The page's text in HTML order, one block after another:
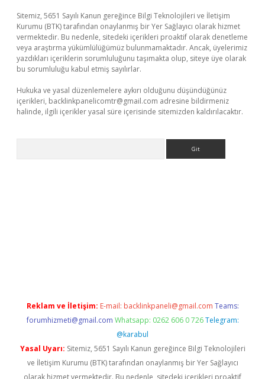
Sitemiz, 5651 Sayılı Kanun gereğince Bilgi Teknolojileri ve İletişim
Kurumu (BTK) tarafından onaylanmış bir Yer Sağlayıcı olarak hizmet
vermektedir. Bu nedenle, sitedeki içerikleri proaktif olarak denetleme
veya araştırma yükümlülüğümüz bulunmamaktadır. Ancak, üyelerimiz
yazdıkları içeriklerin sorumluluğunu taşımakta olup, siteye üye olarak
bu sorumluluğu kabul etmiş sayılırlar.
Hukuka ve yasal düzenlemelere aykırı olduğunu düşündüğünüz
içerikleri, backlinkpanelicomtr@gmail.com adresine bildirmeniz
halinde, ilgili içerikler yasal süre içerisinde sitemizden kaldırılacaktır.
Reklam ve İletişim: E-mail: backlinkpaneli@gmail.com Teams:
forumhizmeti@gmail.com Whatsapp: 0262 606 0 726 Telegram:
@karabul
Yasal Uyarı: Sitemiz, 5651 Sayılı Kanun gereğince Bilgi Teknolojileri
ve İletişim Kurumu (BTK) tarafından onaylanmış bir Yer Sağlayıcı
olarak hizmet vermektedir. Bu nedenle, sitedeki içerikleri proaktif